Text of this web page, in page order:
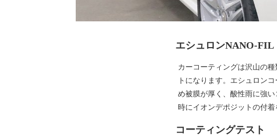
エシュロンNANO-FIL
カーコーティングは沢山の
トになります。エシュロン
め被膜が厚く、酸性雨に強
時にイオンデポジットの付
コーティングテスト